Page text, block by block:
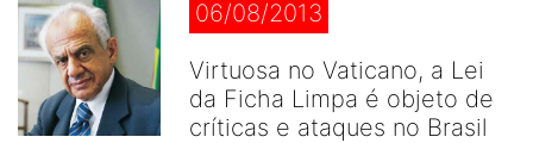
06/08/2013
Virtuosa no Vaticano, a Lei
da Ficha Limpa é objeto de
críticas e ataques no Brasil